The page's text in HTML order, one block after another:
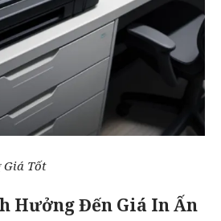
Giá Tốt
Hưởng Đến Giá In Ấn